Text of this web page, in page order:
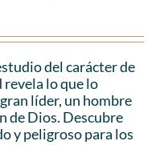
del carácter de
revela lo que lo
líder, un hombre
de Dios. Descubre
y peligroso para los